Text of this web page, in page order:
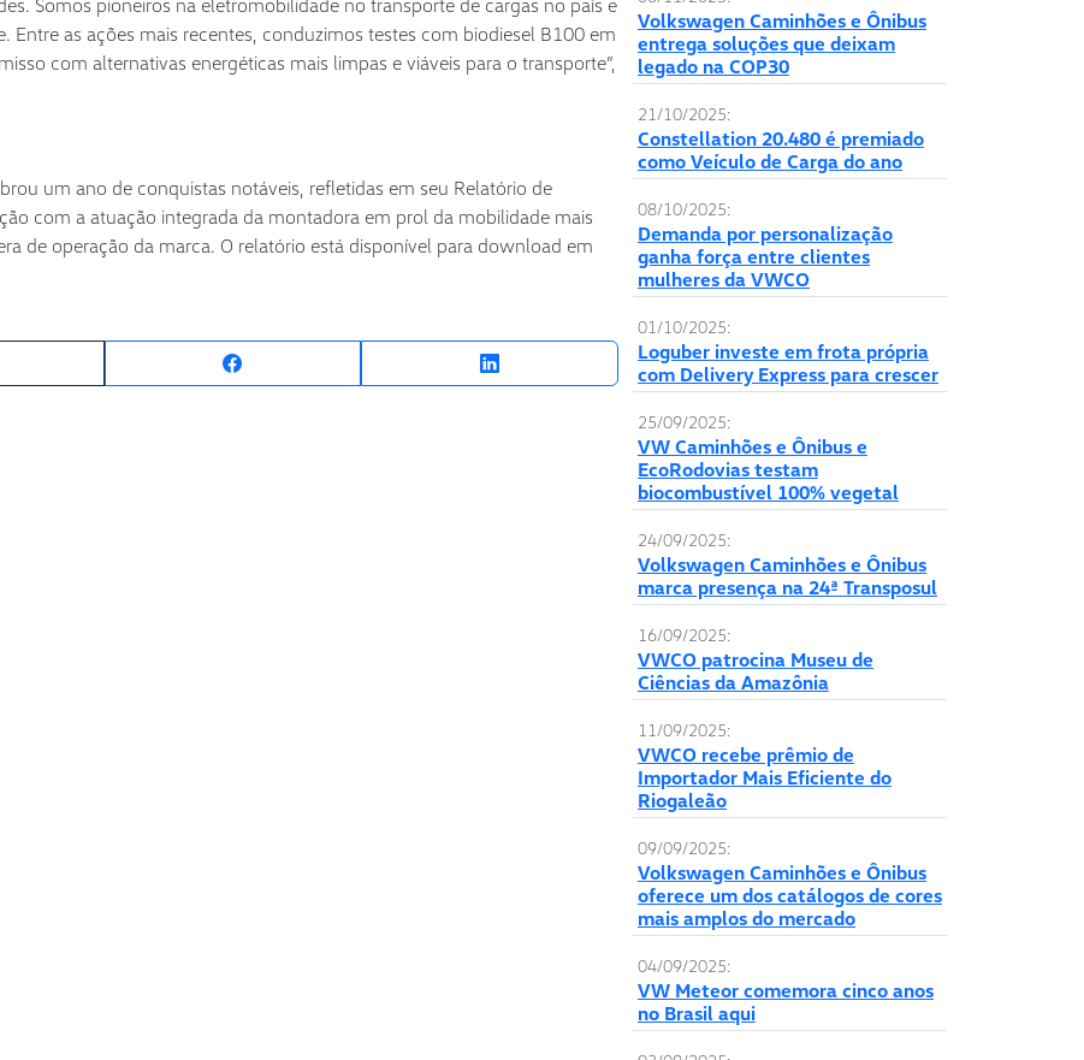
as ações mais recentes, conduzimos testes com biodiesel B100 em
com alternativas energéticas mais limpas e viáveis para o transporte”,
um ano de conquistas notáveis, refletidas em seu Relatório de
com a atuação integrada da montadora em prol da mobilidade mais
de operação da marca. O relatório está disponível para download em
Volkswagen Caminhões e Ônibus
entrega soluções que deixam
legado na COP30
21/10/2025:
Constellation 20.480 é premiado
como Veículo de Carga do ano
08/10/2025:
Demanda por personalização
ganha força entre clientes
mulheres da VWCO
01/10/2025:
Loguber investe em frota própria
com Delivery Express para crescer
25/09/2025:
VW Caminhões e Ônibus e
EcoRodovias testam
biocombustível 100% vegetal
24/09/2025:
Volkswagen Caminhões e Ônibus
marca presença na 24ª Transposul
16/09/2025:
VWCO patrocina Museu de
Ciências da Amazônia
11/09/2025:
VWCO recebe prêmio de
Importador Mais Eficiente do
Riogaleão
09/09/2025:
Volkswagen Caminhões e Ônibus
oferece um dos catálogos de cores
mais amplos do mercado
04/09/2025:
VW Meteor comemora cinco anos
no Brasil aqui